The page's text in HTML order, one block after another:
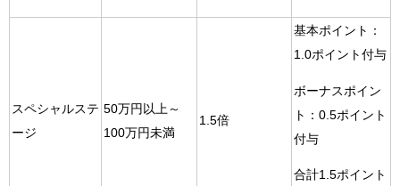
スペシャルステ
ージ
50万円以上～
100万円未満
1.5倍
基本ポイント：
1.0ポイント付与
ボーナスポイン
ト：0.5ポイント
付与
合計1.5ポイント